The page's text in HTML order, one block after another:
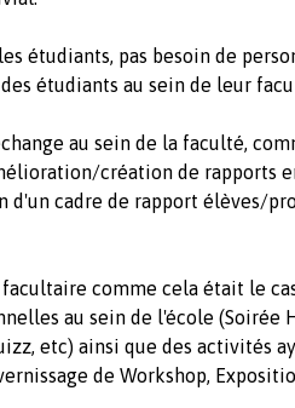
étudiants, pas besoin de
étudiants au sein de leur
au sein de la faculté,
création de rapports
d'un cadre de rapport élèves/
comme cela était le
au sein de l'école (Soirée
etc) ainsi que des activités
de Workshop,